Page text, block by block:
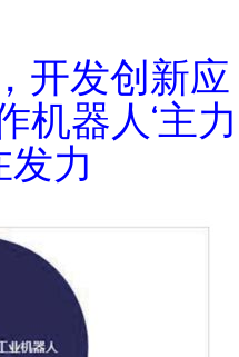
开发创新应
机器人‘主力
发力